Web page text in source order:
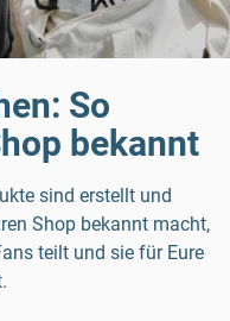
So
bekannt
sind erstellt und
Shop bekannt macht,
teilt und sie für Eure